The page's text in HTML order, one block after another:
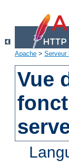
Apache > Serveur
Vue